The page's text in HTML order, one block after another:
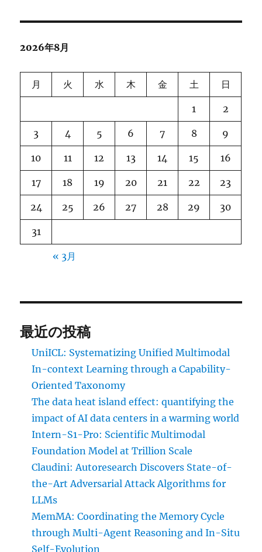
2026年8月
月 火 水 木 金 土 日
1 2
3 4 5 6 7 8 9
10 11 12 13 14 15 16
17 18 19 20 21 22 23
24 25 26 27 28 29 30
31
« 3月
最近の投稿
UniICL: Systematizing Unified Multimodal
In-context Learning through a Capability-
Oriented Taxonomy
The data heat island effect: quantifying the
impact of AI data centers in a warming world
Intern-S1-Pro: Scientific Multimodal
Foundation Model at Trillion Scale
Claudini: Autoresearch Discovers State-of-
the-Art Adversarial Attack Algorithms for
LLMs
MemMA: Coordinating the Memory Cycle
through Multi-Agent Reasoning and In-Situ
Self-Evolution